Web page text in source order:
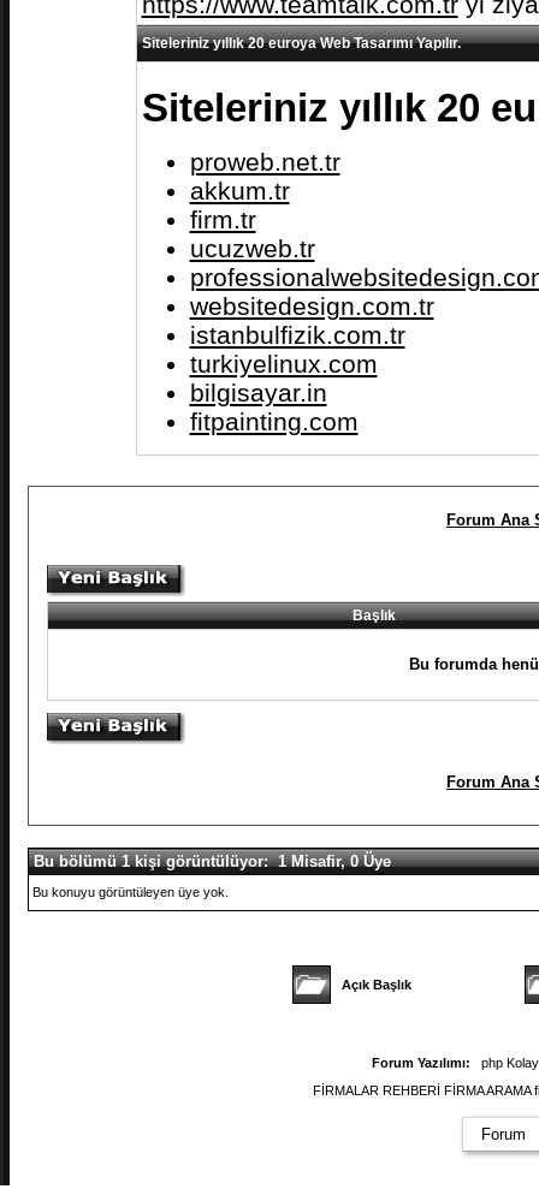
Siteleriniz yıllık 20 euroya Web Tasarımı Yapılır.
Siteleriniz yıllık 20
proweb.net.tr
akkum.tr
firm.tr
ucuzweb.tr
websitedesign.com.tr
istanbulfizik.com.tr
turkiyelinux.com
bilgisayar.in
fitpainting.com
Forum Ana
Başlık
Bu forumda
Forum Ana
Bu bölümü 1 kişi görüntülüyor: 1 Misafir, 0 Üye
Bu konuyu görüntüleyen üye yok.
Açık Başlık
Forum Yazılımı:
php
FİRMALAR REHBERİ FİRMA
Forum